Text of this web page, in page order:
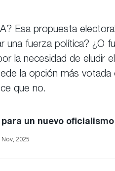
Esa propuesta
una fuerza política? ¿O
la necesidad de eludir
la opción más votada
que no.
un nuevo
2025